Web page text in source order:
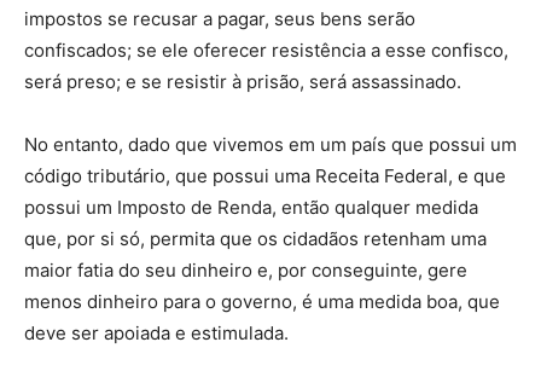
impostos se recusar a pagar, seus bens serão
confiscados; se ele oferecer resistência a esse confisco,
será preso; e se resistir à prisão, será assassinado.
No entanto, dado que vivemos em um país que possui um
código tributário, que possui uma Receita Federal, e que
possui um Imposto de Renda, então qualquer medida
que, por si só, permita que os cidadãos retenham uma
maior fatia do seu dinheiro e, por conseguinte, gere
menos dinheiro para o governo, é uma medida boa, que
deve ser apoiada e estimulada.